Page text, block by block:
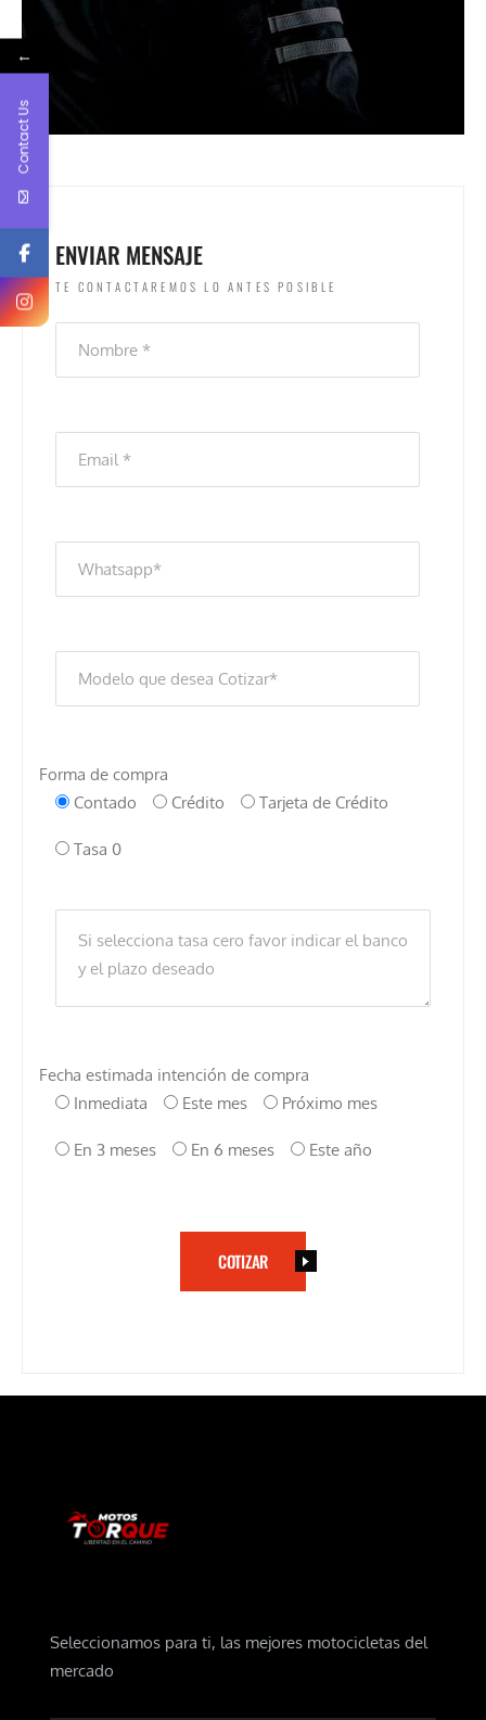
ENVIAR MENSAJE
TE CONTACTAREMOS LO ANTES POSIBLE
Forma de compra
Contado
Crédito Tarjeta de Crédito
Tasa 0
Fecha estimada intención de compra
Inmediata
Este mes Próximo mes
En 3 meses En 6 meses Este año
COTIZAR
Seleccionamos para ti, las mejores motocicletas del
mercado
←
Contact Us